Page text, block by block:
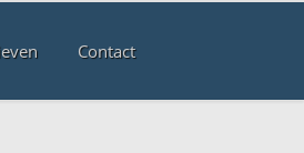
Contact